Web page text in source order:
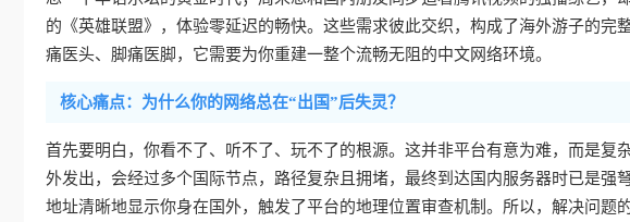
的《英雄联盟》，体验零延迟的畅快。这些需求彼此交织，构成了海外游子的完
痛医头、脚痛医脚，它需要为你重建一整个流畅无阻的中文网络环境。
核心痛点：为什么你的网络总在“出国”后失灵？
首先要明白，你看不了、听不了、玩不了的根源。这并非平台有意为难，而是复
外发出，会经过多个国际节点，路径复杂且拥堵，最终到达国内服务器时已是强
地址清晰地显示你身在国外，触发了平台的地理位置审查机制。所以，解决问题